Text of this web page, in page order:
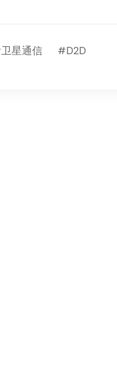
星通信 #D2D